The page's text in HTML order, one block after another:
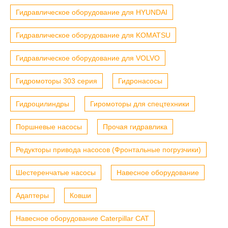
Гидравлическое оборудование для HYUNDAI
Гидравлическое оборудование для KOMATSU
Гидравлическое оборудование для VOLVO
Гидромоторы 303 серия Гидронасосы
Гидроцилиндры Гиромоторы для спецтехники
Поршневые насосы Прочая гидравлика
Редукторы привода насосов (Фронтальные погрузчики)
Шестеренчатые насосы Навесное оборудование
Адаптеры Ковши
Навесное оборудование Caterpillar CAT